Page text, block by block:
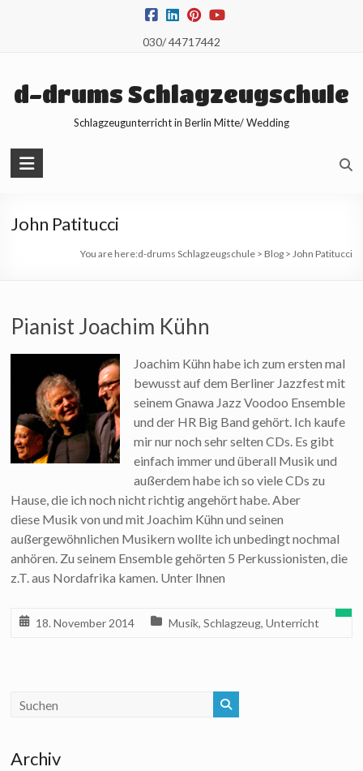
030/ 44717442
d-drums Schlagzeugschule
Schlagzeugunterricht in Berlin Mitte/ Wedding
John Patitucci
You are here:d-drums Schlagzeugschule> Blog> John Patitucci
Pianist Joachim Kühn
Joachim Kühn habe ich zum ersten mal
bewusst auf dem Berliner Jazzfest mit
seinem Gnawa Jazz Voodoo Ensemble
und der HR Big Band gehört. Ich kaufe
mir nur noch sehr selten CDs. Es gibt
einfach immer und überall Musik und
außerdem habe ich so viele CDs zu
Hause, die ich noch nicht richtig angehört habe. Aber
diese Musik von und mit Joachim Kühn und seinen
außergewöhnlichen Musikern wollte ich unbedingt nochmal
anhören. Zu seinem Ensemble gehörten 5 Perkussionisten, die
z.T. aus Nordafrika kamen. Unter Ihnen
18. November 2014 Musik,Schlagzeug,Unterricht
Archiv